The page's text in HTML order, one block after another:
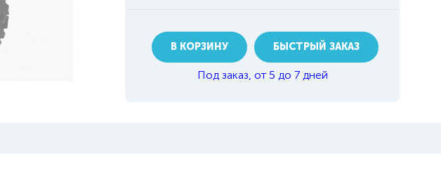
В КОРЗИНУ БЫСТРЫЙ ЗАКАЗ
Под заказ, от 5 до 7 дней